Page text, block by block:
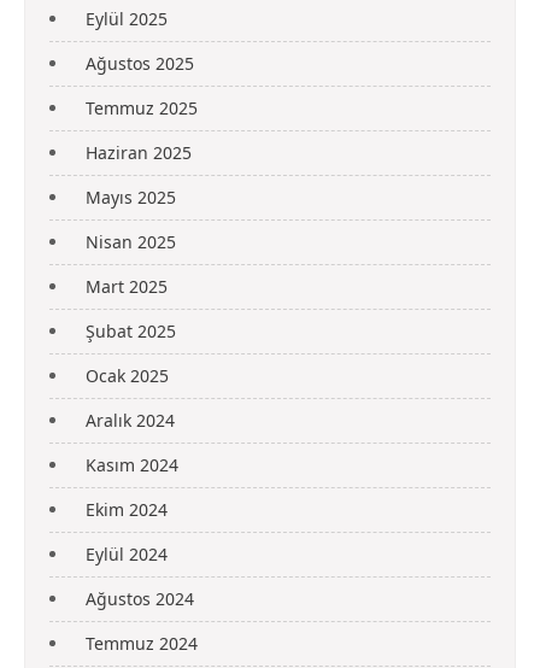
Eylül 2025
Ağustos 2025
Temmuz 2025
Haziran 2025
Mayıs 2025
Nisan 2025
Mart 2025
Şubat 2025
Ocak 2025
Aralık 2024
Kasım 2024
Ekim 2024
Eylül 2024
Ağustos 2024
Temmuz 2024